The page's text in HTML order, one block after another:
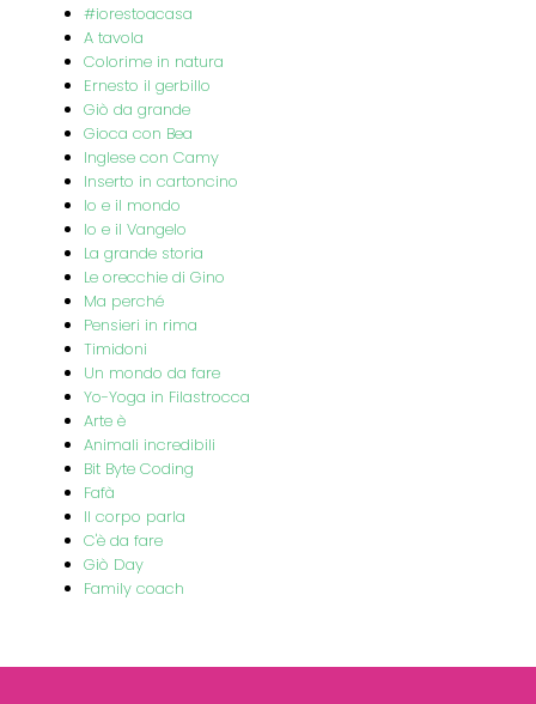
#iorestoacasa
A tavola
Colorime in natura
Ernesto il gerbillo
Giò da grande
Gioca con Bea
Inglese con Camy
Inserto in cartoncino
Io e il mondo
Io e il Vangelo
La grande storia
Le orecchie di Gino
Ma perché
Pensieri in rima
Timidoni
Un mondo da fare
Yo-Yoga in Filastrocca
Arte è
Animali incredibili
Bit Byte Coding
Fafà
Il corpo parla
C'è da fare
Giò Day
Family coach